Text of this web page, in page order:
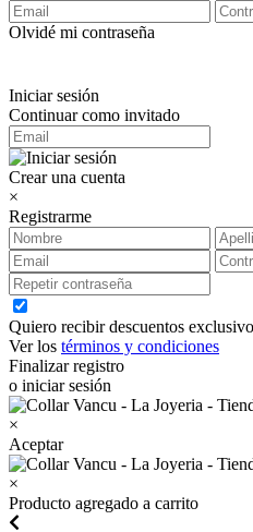
Olvidé mi contraseña
Iniciar sesión
Continuar como invitado
Crear una cuenta
×
Registrarme
Quiero recibir descuentos
Ver los términos y condiciones
Finalizar registro
o iniciar sesión
×
Aceptar
×
Producto agregado a carrito